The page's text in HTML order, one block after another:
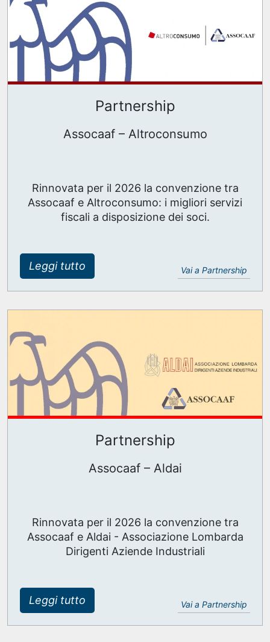
Partnership
Assocaaf – Altroconsumo
Rinnovata per il 2026 la convenzione tra
Assocaaf e Altroconsumo: i migliori servizi
fiscali a disposizione dei soci.
Leggi tutto Vai a Partnership
Partnership
Assocaaf – Aldai
Rinnovata per il 2026 la convenzione tra
Assocaaf e Aldai - Associazione Lombarda
Dirigenti Aziende Industriali
Leggi tutto Vai a Partnership